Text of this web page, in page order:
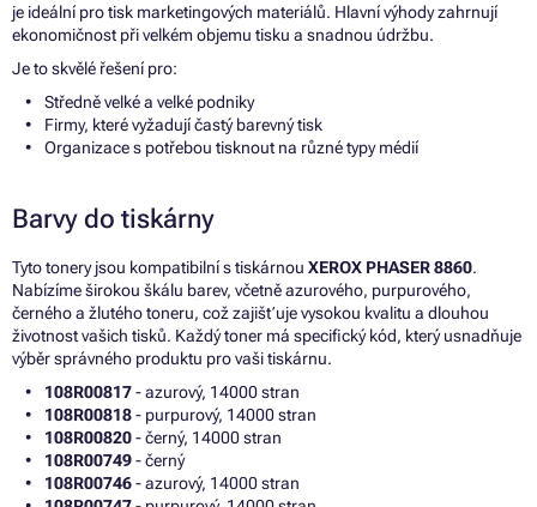
je ideální pro tisk marketingových materiálů. Hlavní výhody zahrnují
ekonomičnost při velkém objemu tisku a snadnou údržbu.
Je to skvělé řešení pro:
Středně velké a velké podniky
Firmy, které vyžadují častý barevný tisk
Organizace s potřebou tisknout na různé typy médií
Barvy do tiskárny
Tyto tonery jsou kompatibilní s tiskárnou XEROX PHASER 8860.
Nabízíme širokou škálu barev, včetně azurového, purpurového,
černého a žlutého toneru, což zajišťuje vysokou kvalitu a dlouhou
životnost vašich tisků. Každý toner má specifický kód, který usnadňuje
výběr správného produktu pro vaši tiskárnu.
108R00817- azurový, 14000 stran
108R00818- purpurový, 14000 stran
108R00820- černý, 14000 stran
108R00749- černý
108R00746- azurový, 14000 stran